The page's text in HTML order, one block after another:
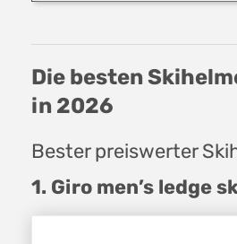
Die besten
in 2026
Bester preiswerter
1. Giro men’s ledge